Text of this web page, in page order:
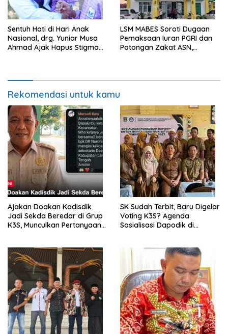
Sentuh Hati di Hari Anak
Nasional, drg. Yuniar Musa
Ahmad Ajak Hapus Stigma
LSM MABES Soroti Dugaan
Pemaksaan Iuran PGRI dan
Potongan Zakat ASN,
Rekomendasi untuk kamu
Ajakan Doakan Kadisdik
Jadi Sekda Beredar di Grup
K3S, Munculkan Pertanyaan
SK Sudah Terbit, Baru Digelar
Voting K3S? Agenda
Sosialisasi Dapodik di